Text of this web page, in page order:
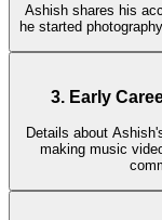
Ashish shares his
he started
3. Early
Details about
making music